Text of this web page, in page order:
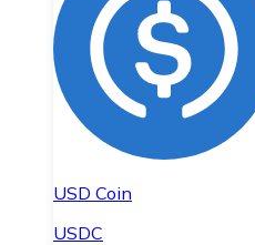
USD Coin
USDC